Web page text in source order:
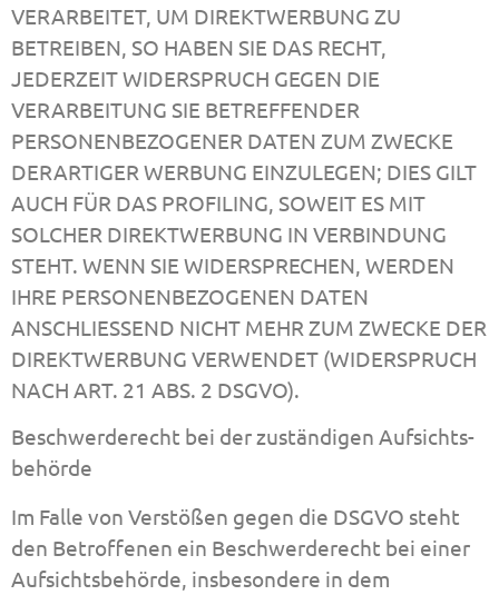
VERARBEITET, UM DIREKTWERBUNG ZU
BETREIBEN, SO HABEN SIE DAS RECHT,
JEDERZEIT WIDERSPRUCH GEGEN DIE
VERARBEITUNG SIE BETREFFENDER
PERSONENBEZOGENER DATEN ZUM ZWECKE
DERARTIGER WERBUNG EINZULEGEN; DIES GILT
AUCH FÜR DAS PROFILING, SOWEIT ES MIT
SOLCHER DIREKTWERBUNG IN VERBINDUNG
STEHT. WENN SIE WIDERSPRECHEN, WERDEN
IHRE PERSONENBEZOGENEN DATEN
ANSCHLIESSEND NICHT MEHR ZUM ZWECKE DER
DIREKTWERBUNG VERWENDET (WIDERSPRUCH
NACH ART. 21 ABS. 2 DSGVO).
Beschwerde­recht bei der zuständigen Aufsichts­
behörde
Im Falle von Verstößen gegen die DSGVO steht
den Betroffenen ein Beschwerderecht bei einer
Aufsichtsbehörde, insbesondere in dem